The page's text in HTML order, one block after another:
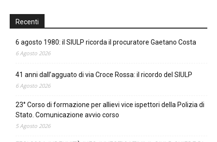
Recenti
6 agosto 1980: il SIULP ricorda il procuratore Gaetano Costa
6 Agosto 2026
41 anni dall’agguato di via Croce Rossa: il ricordo del SIULP
6 Agosto 2026
23° Corso di formazione per allievi vice ispettori della Polizia di
Stato. Comunicazione avvio corso
5 Agosto 2026